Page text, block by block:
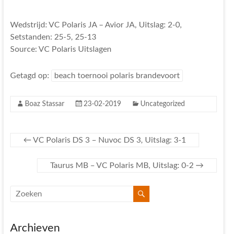
Wedstrijd: VC Polaris JA – Avior JA, Uitslag: 2-0,
Setstanden: 25-5, 25-13
Source: VC Polaris Uitslagen
Getagd op: beach toernooi polaris brandevoort
Boaz Stassar 23-02-2019 Uncategorized
← VC Polaris DS 3 – Nuvoc DS 3, Uitslag: 3-1
Taurus MB – VC Polaris MB, Uitslag: 0-2 →
Archieven